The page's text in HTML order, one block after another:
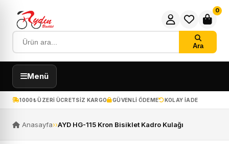
Ara
0
Menü
1000₺ ÜZERI ÜCRETSIZ KARGO GÜVENLI ÖDEME KOLAY IADE
Anasayfa››AYD HG-115 Kron Bisiklet Kadro Kulağı